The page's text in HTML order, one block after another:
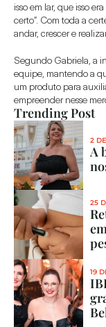
isso em lar, que isso
certo”. Com toda a
andar, crescer e
Segundo Gabriela, a
equipe, mantendo a
um produto para
empreender nesse
Trending Post
2
A
25
19